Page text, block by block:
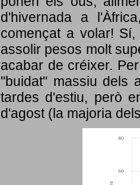
d'hivernada a
començat a volar!
assolir pesos molt
acabar de créixer.
"buidat" massiu dels
tardes d'estiu, però
d'agost (la majoria